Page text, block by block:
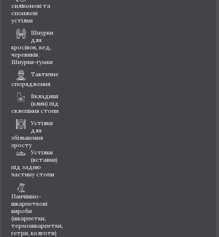
силіконові та
спонжеві
устілки
Шнурки
для
кросівок, кед,
черевиків.
Шнурки-гумки
Тактичне
спорядження
Вкладиші
(клин) під
склепіння стопи
Устілки
для
збільшення
зросту
Устілки
(вставки)
під задню
частину стопи
Панчішно-
шкарпеткові
вироби
(шкарпетки,
термошкарпетки,
гетри, колготи)